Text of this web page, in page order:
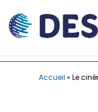
Accueil » Le